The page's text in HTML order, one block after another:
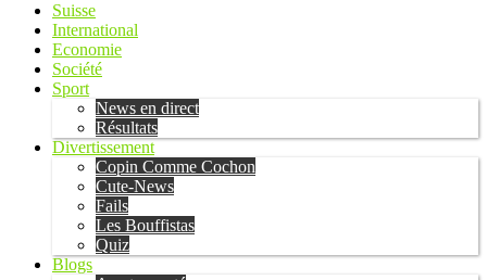
Suisse
International
Economie
Société
Sport
News en direct
Résultats
Divertissement
Copin Comme Cochon
Cute-News
Fails
Les Bouffistas
Quiz
Blogs